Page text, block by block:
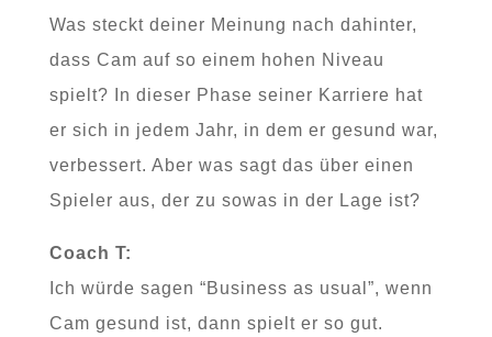
Was steckt deiner Meinung nach dahinter,
dass Cam auf so einem hohen Niveau
spielt? In dieser Phase seiner Karriere hat
er sich in jedem Jahr, in dem er gesund war,
verbessert. Aber was sagt das über einen
Spieler aus, der zu sowas in der Lage ist?
Coach T:
Ich würde sagen “Business as usual”, wenn
Cam gesund ist, dann spielt er so gut.